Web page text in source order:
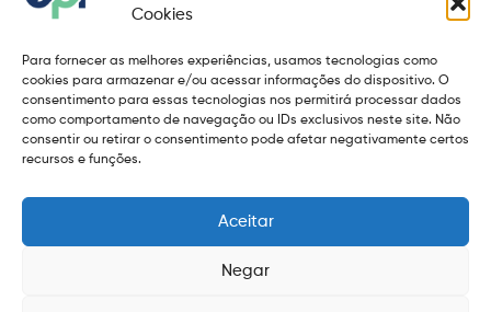
Cookies
Para fornecer as melhores experiências, usamos tecnologias como
cookies para armazenar e/ou acessar informações do dispositivo. O
consentimento para essas tecnologias nos permitirá processar dados
como comportamento de navegação ou IDs exclusivos neste site. Não
consentir ou retirar o consentimento pode afetar negativamente certos
recursos e funções.
Aceitar
Negar
Copyright 2021 © 2026 Grupo EPR - Todos Os Direitos
Política de Privacidade
Sitemap
Termos de Uso